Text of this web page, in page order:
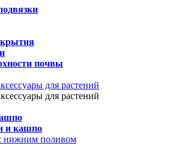
почвы
для растений
для растений
и кашпо
нижним поливом